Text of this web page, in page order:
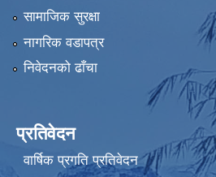
सामाजिक सुरक्षा
नागरिक वडापत्र
निवेदनको ढाँचा
प्रतिवेदन
वार्षिक प्रगति प्रतिवेदन